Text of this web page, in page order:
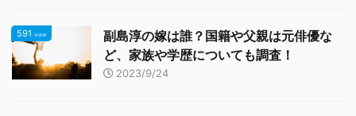
591 view
副島淳の嫁は誰？国籍や父親は元俳優な
ど、家族や学歴についても調査！
2023/9/24